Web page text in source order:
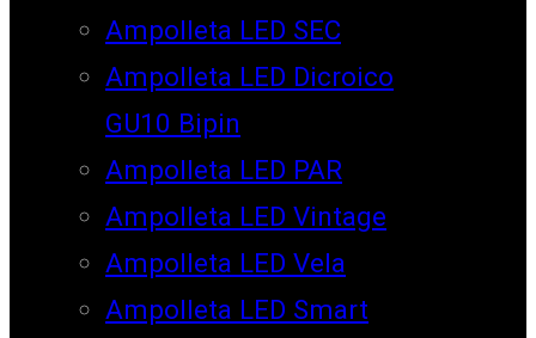
Ampolleta LED SEC
Ampolleta LED Dicroico
GU10 Bipin
Ampolleta LED PAR
Ampolleta LED Vintage
Ampolleta LED Vela
Ampolleta LED Smart